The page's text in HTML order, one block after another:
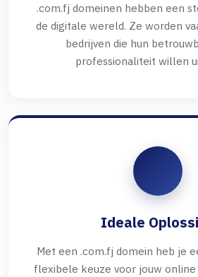
.com.fj domeinen hebben een
de digitale wereld. Ze worden
bedrijven die hun
professionaliteit willen
Ideale
Met een .com.fj domein heb je
flexibele keuze voor jouw